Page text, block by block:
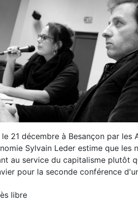
le 21 décembre à Besançon par
Sylvain Leder estime que les
au service du capitalisme plutôt
pour la seconde conférence
libre